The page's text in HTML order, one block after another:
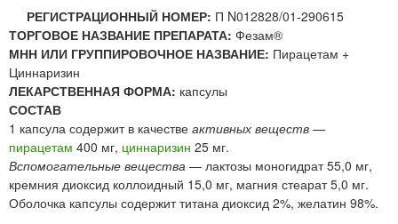
РЕГИСТРАЦИОННЫЙ НОМЕР: П N012828/01-290615
ТОРГОВОЕ НАЗВАНИЕ ПРЕПАРАТА: Фезам®
МНН ИЛИ ГРУППИРОВОЧНОЕ НАЗВАНИЕ: Пирацетам +
Циннаризин
ЛЕКАРСТВЕННАЯ ФОРМА: капсулы
СОСТАВ
1 капсула содержит в качестве активных веществ —
пирацетам 400 мг, циннаризин 25 мг.
Вспомогательные вещества — лактозы моногидрат 55,0 мг,
кремния диоксид коллоидный 15,0 мг, магния стеарат 5,0 мг.
Оболочка капсулы содержит титана диоксид 2%, желатин 98%.